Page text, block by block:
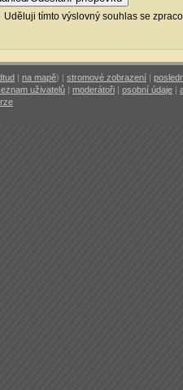
Uděluji tímto výslovný souhlas se
| na mapě) | stromové zobrazení |
uživatelů | moderátoři | osobní údaje |